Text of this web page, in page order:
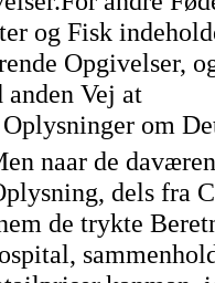
og Fisk
Opgivelser,
Vej at
om
naar de
dels fra
de trykte